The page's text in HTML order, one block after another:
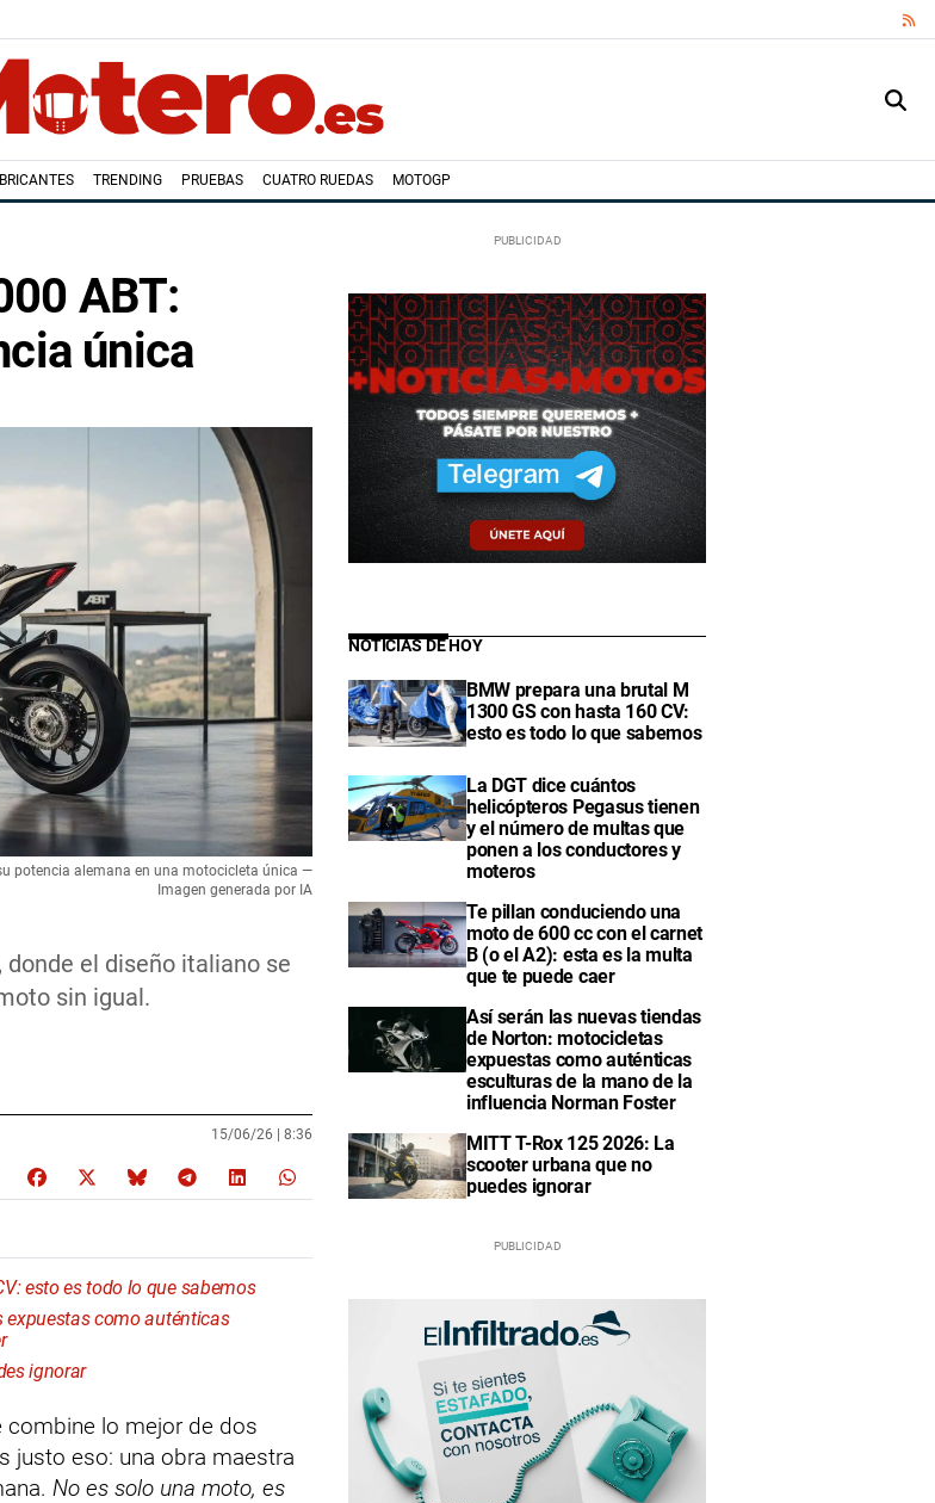
TRENDING PRUEBAS CUATRO RUEDAS MOTOGP
ABT:
única
donde el diseño italiano se
sin igual.
potencia alemana en una motocicleta única —
Imagen generada por IA
15/06/26 | 8:36
esto es todo lo que sabemos
expuestas como auténticas
ignorar
combine lo mejor de dos
justo eso: una obra maestra
No es solo una moto, es
NOTICIAS DE HOY
BMW prepara una brutal M
1300 GS con hasta 160 CV:
esto es todo lo que sabemos
La DGT dice cuántos
helicópteros Pegasus tienen
y el número de multas que
ponen a los conductores y
moteros
Te pillan conduciendo una
moto de 600 cc con el carnet
B (o el A2): esta es la multa
que te puede caer
Así serán las nuevas tiendas
de Norton: motocicletas
expuestas como auténticas
esculturas de la mano de la
influencia Norman Foster
MITT T-Rox 125 2026: La
scooter urbana que no
puedes ignorar